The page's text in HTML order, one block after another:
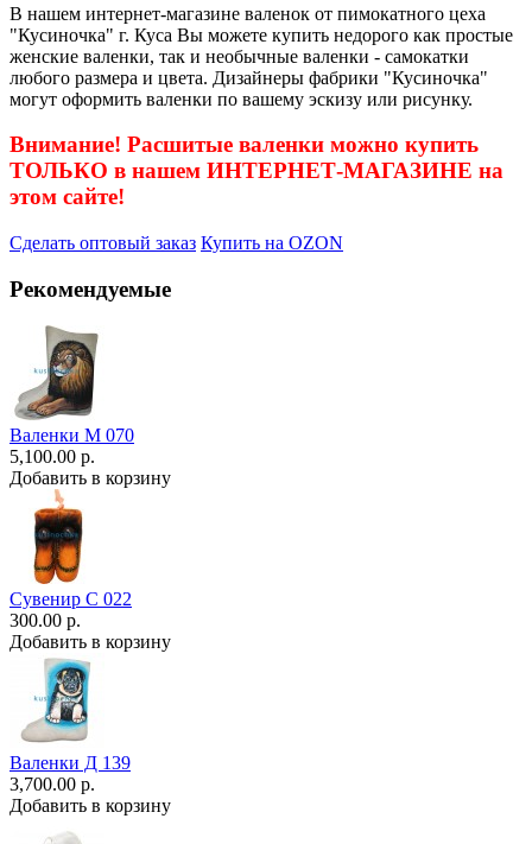
В нашем интернет-магазине валенок от пимокатного цеха
"Кусиночка" г. Куса Вы можете купить недорого как простые
женские валенки, так и необычные валенки - самокатки
любого размера и цвета. Дизайнеры фабрики "Кусиночка"
могут оформить валенки по вашему эскизу или рисунку.
Внимание! Расшитые валенки можно купить
ТОЛЬКО в нашем ИНТЕРНЕТ-МАГАЗИНЕ на
этом сайте!
Сделать оптовый заказ Купить на OZON
Рекомендуемые
Валенки М 070
5,100.00 р.
Добавить в корзину
Сувенир С 022
300.00 р.
Добавить в корзину
Валенки Д 139
3,700.00 р.
Добавить в корзину